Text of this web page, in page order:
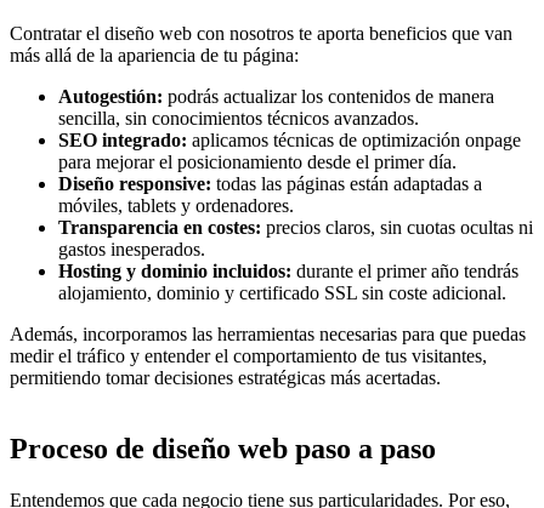
Contratar el diseño web con nosotros te aporta beneficios que van
más allá de la apariencia de tu página:
Autogestión: podrás actualizar los contenidos de manera
sencilla, sin conocimientos técnicos avanzados.
SEO integrado: aplicamos técnicas de optimización onpage
para mejorar el posicionamiento desde el primer día.
Diseño responsive: todas las páginas están adaptadas a
móviles, tablets y ordenadores.
Transparencia en costes: precios claros, sin cuotas ocultas ni
gastos inesperados.
Hosting y dominio incluidos: durante el primer año tendrás
alojamiento, dominio y certificado SSL sin coste adicional.
Además, incorporamos las herramientas necesarias para que puedas
medir el tráfico y entender el comportamiento de tus visitantes,
permitiendo tomar decisiones estratégicas más acertadas.
Proceso de diseño web paso a paso
Entendemos que cada negocio tiene sus particularidades. Por eso,